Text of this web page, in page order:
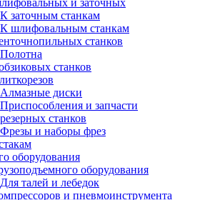
и заточных
К заточным станкам
К шлифовальным станкам
станков
Полотна
станков
Алмазные диски
Приспособления и запчасти
станков
Фрезы и наборы фрез
оборудования
оборудования
Для талей и лебедок
и пневмоинструмента